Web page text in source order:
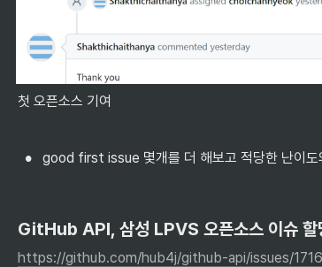
첫 오픈소스 기여
• good first issue 몇개를 더 해보고 적당한 난이도
GitHub API, 삼성 LPVS 오픈소스 이슈 할
https://github.com/hub4j/github-api/issues/